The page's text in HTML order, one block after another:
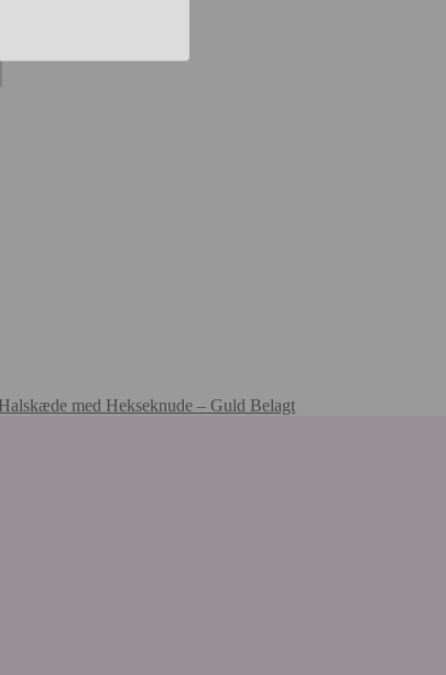
med Hekseknude – Guld Belagt